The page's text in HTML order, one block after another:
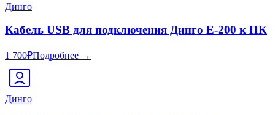
Динго
Кабель USB для подключения Динго Е-200 к ПК
1 700₽Подробнее →
Динго